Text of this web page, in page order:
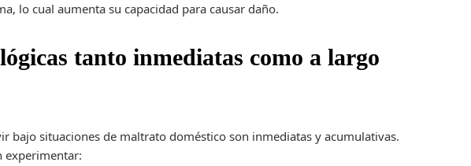
lo cual aumenta su capacidad para causar daño.
tanto inmediatas como a largo
bajo situaciones de maltrato doméstico son inmediatas y acumulativas.
experimentar: